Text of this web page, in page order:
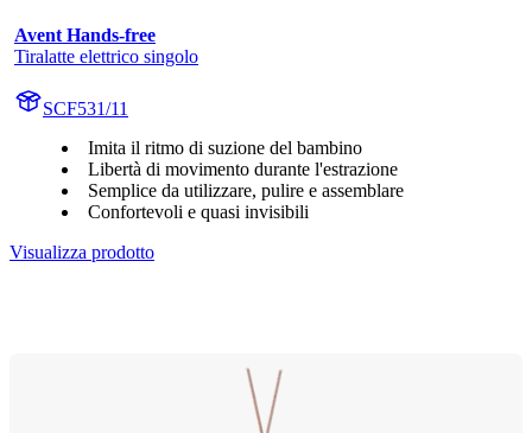
Avent Hands-free
Tiralatte elettrico singolo
SCF531/11
Imita il ritmo di suzione del bambino
Libertà di movimento durante l'estrazione
Semplice da utilizzare, pulire e assemblare
Confortevoli e quasi invisibili
Visualizza prodotto